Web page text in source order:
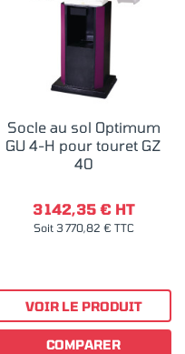
Socle au sol Optimum
GU 4-H pour touret GZ
40
3 142,35 € HT
Soit 3 770,82 € TTC
VOIR LE PRODUIT
COMPARER